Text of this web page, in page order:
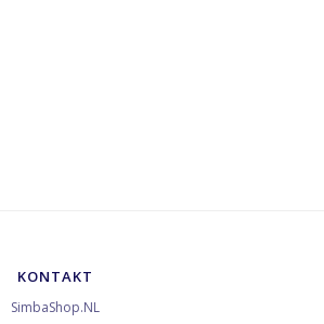
KONTAKT
SimbaShop.NL